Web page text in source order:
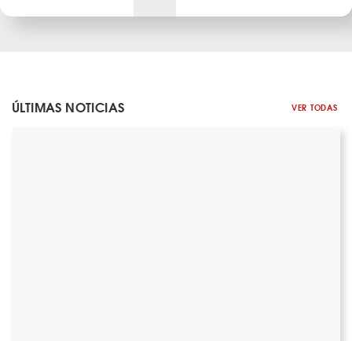
ÚLTIMAS NOTICIAS VER TODAS